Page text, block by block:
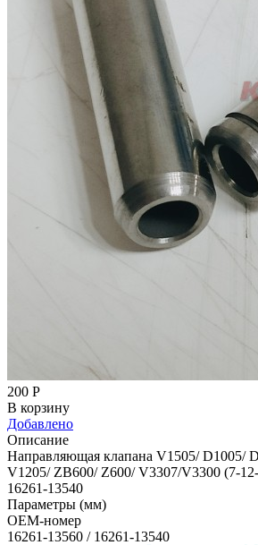
200 Р
В корзину
Добавлено
Описание
Направляющая клапана V1505/ D1005/
V1205/ ZB600/ Z600/ V3307/V3300 (7-
16261-13540
Параметры (мм)
OEM-номер
16261-13560 / 16261-13540